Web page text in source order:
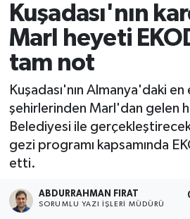
Kuşadası'nın
Marl heyeti
tam not
Kuşadası'nın Almanya'daki
şehirlerinden Marl'dan gelen
Belediyesi ile
gezi programı kapsamında
etti.
ABDURRAHMAN FIRAT
SORUMLU YAZI İŞLERI MÜDÜRÜ
Son Dakika Haberleri
Haber Arşivi